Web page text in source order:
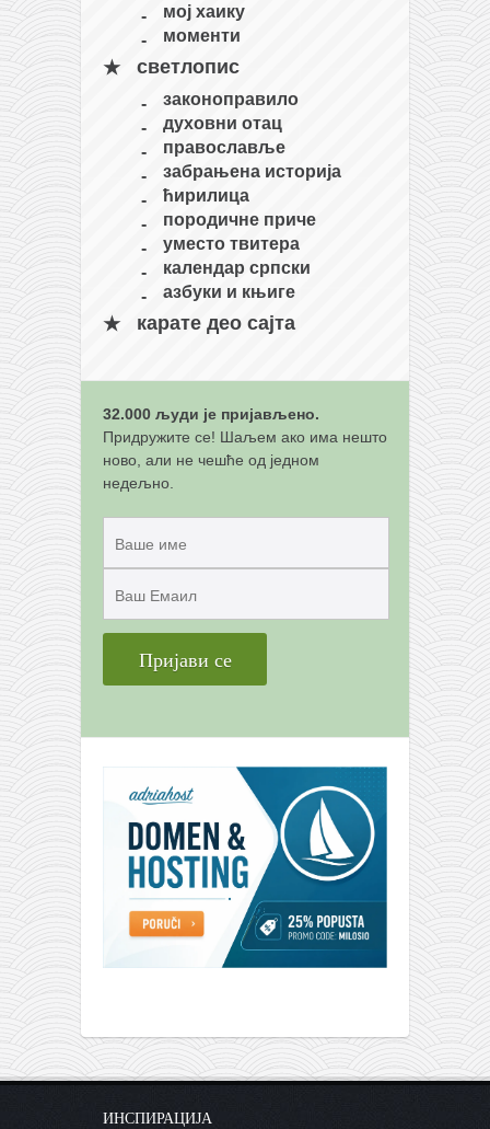
карате
кушанку
темашивари
кобудо
нунчаку
саи
тимбеи рочин
тсунами дојо
програм
снимци наступа
чланарина
контакт
бесплатна е-књига
моја прича
моја прича
контакт
мој хаику
моменти
светлопис
законоправило
духовни отац
православље
забрањена историја
ћирилица
породичне приче
уместо твитера
календар српски
азбуки и књиге
карате део сајта
32.000 људи је пријављено.
Придружите се! Шаљем ако има нешто
ново, али не чешће од једном
недељно.
ИНСПИРАЦИЈА